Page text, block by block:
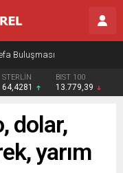
Buluşması
STERLİN
64,4281
BIST 100
13.779,39
dolar,
yarım